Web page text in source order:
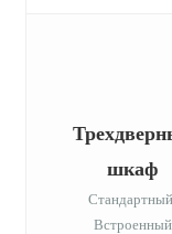
шкаф
Встроенный